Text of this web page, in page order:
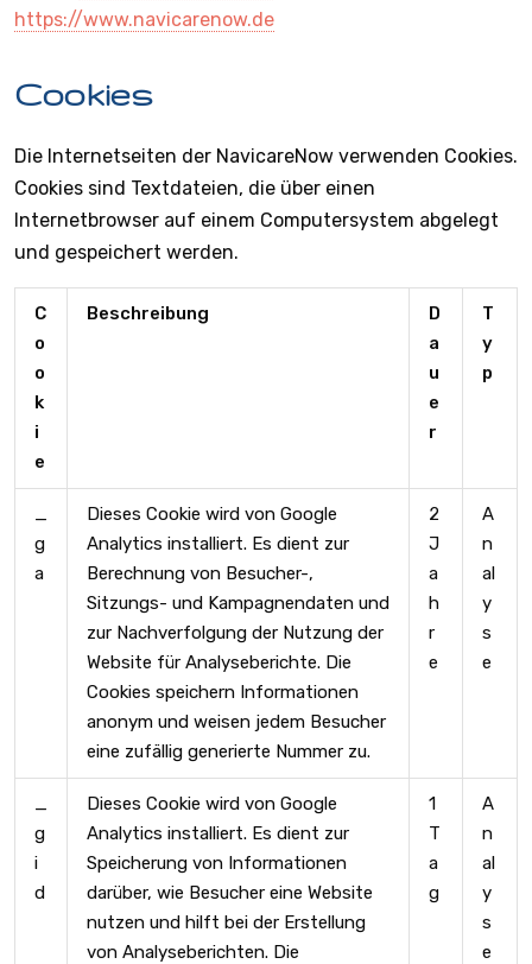
https://www.navicarenow.de
Cookies
Die Internetseiten der NavicareNow verwenden Cookies.
Cookies sind Textdateien, die über einen
Internetbrowser auf einem Computersystem abgelegt
und gespeichert werden.
C
o
o
k
i
e
Beschreibung
D
a
u
e
r
T
y
p
_
g
a
Dieses Cookie wird von Google
Analytics installiert. Es dient zur
Berechnung von Besucher-,
Sitzungs- und Kampagnendaten und
zur Nachverfolgung der Nutzung der
Website für Analyseberichte. Die
Cookies speichern Informationen
anonym und weisen jedem Besucher
eine zufällig generierte Nummer zu.
2
J
a
h
r
e
A
n
al
y
s
e
_
g
i
d
Dieses Cookie wird von Google
Analytics installiert. Es dient zur
Speicherung von Informationen
darüber, wie Besucher eine Website
nutzen und hilft bei der Erstellung
von Analyseberichten. Die
1
T
a
g
A
n
al
y
s
e